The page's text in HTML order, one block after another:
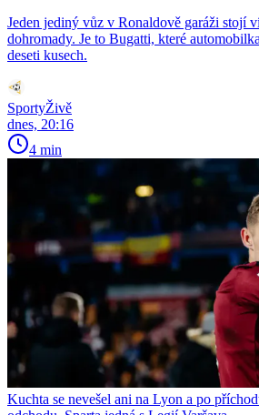
Jeden jediný vůz v Ronaldově garáži stojí
dohromady. Je to Bugatti, které
deseti kusech.
SportyŽivě
dnes, 20:16
4 min
Kuchta se nevešel ani na Lyon a po